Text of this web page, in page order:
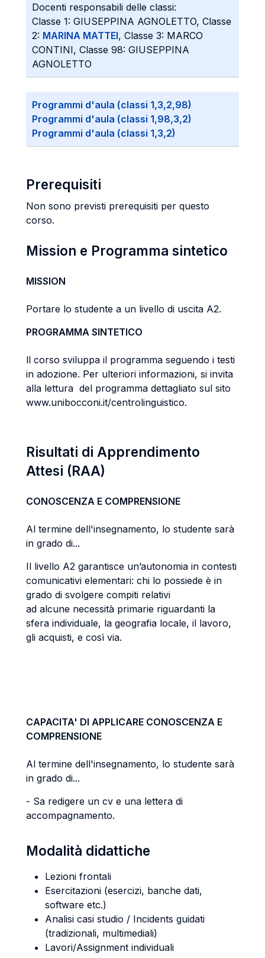
Docenti responsabili delle classi:
Classe 1: GIUSEPPINA AGNOLETTO, Classe
2: MARINA MATTEI, Classe 3: MARCO
CONTINI, Classe 98: GIUSEPPINA
AGNOLETTO
Programmi d'aula (classi 1,3,2,98)
Programmi d'aula (classi 1,98,3,2)
Programmi d'aula (classi 1,3,2)
Prerequisiti
Non sono previsti prerequisiti per questo
corso.
Mission e Programma sintetico
MISSION
Portare lo studente a un livello di uscita A2.
PROGRAMMA SINTETICO
ll corso sviluppa il programma seguendo i testi
in adozione. Per ulteriori informazioni, si invita
alla lettura del programma dettagliato sul sito
www.unibocconi.it/centrolinguistico.
Risultati di Apprendimento
Attesi (RAA)
CONOSCENZA E COMPRENSIONE
Al termine dell'insegnamento, lo studente sarà
in grado di...
Il livello A2 garantisce un’autonomia in contesti
comunicativi elementari: chi lo possiede è in
grado di svolgere compiti relativi
ad alcune necessità primarie riguardanti la
sfera individuale, la geografia locale, il lavoro,
gli acquisti, e così via.
CAPACITA' DI APPLICARE CONOSCENZA E
COMPRENSIONE
Al termine dell'insegnamento, lo studente sarà
in grado di...
- Sa redigere un cv e una lettera di
accompagnamento.
Modalità didattiche
Lezioni frontali
Esercitazioni (esercizi, banche dati,
software etc.)
Analisi casi studio / Incidents guidati
(tradizionali, multimediali)
Lavori/Assignment individuali